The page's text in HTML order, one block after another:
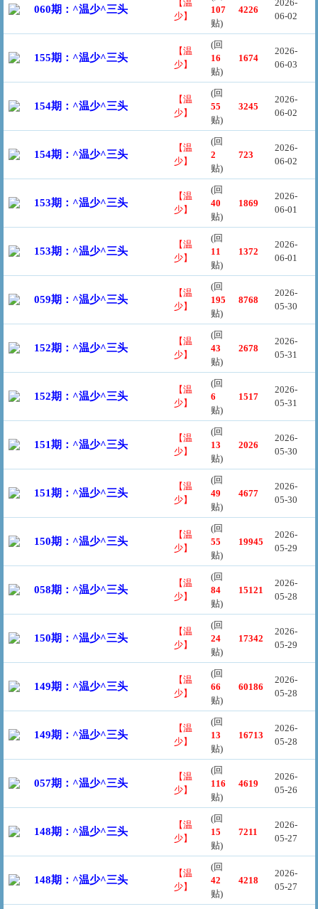
060期：^温少^三头
【温
少】
107
贴)
4226
2026-
06-02
155期：^温少^三头
【温
少】
(回
16
贴)
1674
2026-
06-03
154期：^温少^三头
【温
少】
(回
55
贴)
3245
2026-
06-02
154期：^温少^三头
【温
少】
(回
2
贴)
723
2026-
06-02
153期：^温少^三头
【温
少】
(回
40
贴)
1869
2026-
06-01
153期：^温少^三头
【温
少】
(回
11
贴)
1372
2026-
06-01
059期：^温少^三头
【温
少】
(回
195
贴)
8768
2026-
05-30
152期：^温少^三头
【温
少】
(回
43
贴)
2678
2026-
05-31
152期：^温少^三头
【温
少】
(回
6
贴)
1517
2026-
05-31
151期：^温少^三头
【温
少】
(回
13
贴)
2026
2026-
05-30
151期：^温少^三头
【温
少】
(回
49
贴)
4677
2026-
05-30
150期：^温少^三头
【温
少】
(回
55
贴)
19945
2026-
05-29
058期：^温少^三头
【温
少】
(回
84
贴)
15121
2026-
05-28
150期：^温少^三头
【温
少】
(回
24
贴)
17342
2026-
05-29
149期：^温少^三头
【温
少】
(回
66
贴)
60186
2026-
05-28
149期：^温少^三头
【温
少】
(回
13
贴)
16713
2026-
05-28
057期：^温少^三头
【温
少】
(回
116
贴)
4619
2026-
05-26
148期：^温少^三头
【温
少】
(回
15
贴)
7211
2026-
05-27
148期：^温少^三头
【温
少】
(回
42
贴)
4218
2026-
05-27